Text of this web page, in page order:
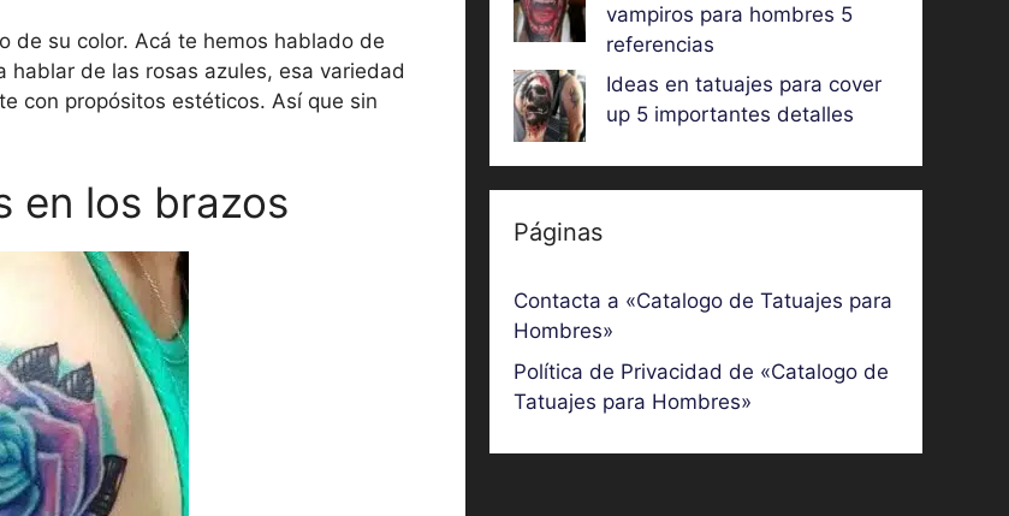
de su color. Acá te hemos hablado de
hablar de las rosas azules, esa variedad
con propósitos estéticos. Así que sin
en los brazos
vampiros para hombres 5
referencias
Ideas en tatuajes para cover
up 5 importantes detalles
Páginas
Contacta a «Catalogo de Tatuajes para
Hombres»
Política de Privacidad de «Catalogo de
Tatuajes para Hombres»